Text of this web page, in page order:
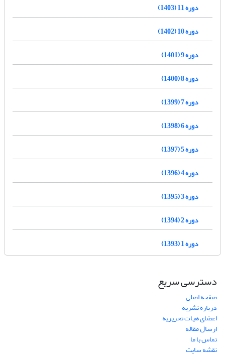
دوره 11 (1403)
دوره 10 (1402)
دوره 9 (1401)
دوره 8 (1400)
دوره 7 (1399)
دوره 6 (1398)
دوره 5 (1397)
دوره 4 (1396)
دوره 3 (1395)
دوره 2 (1394)
دوره 1 (1393)
دسترسی سریع
صفحه اصلی
درباره نشریه
اعضای هیات تحریریه
ارسال مقاله
تماس با ما
نقشه سایت